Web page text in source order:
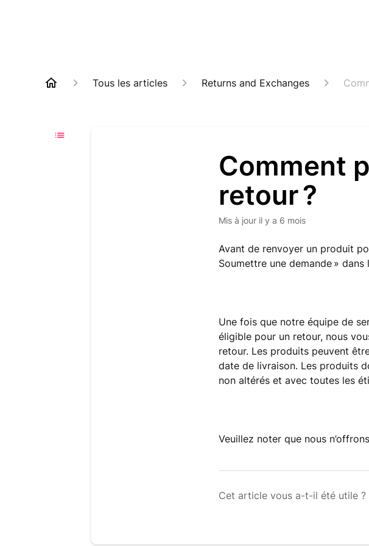
Tous les articles Returns and Exchanges
Comment
retour ?
Mis à jour il y a 6 mois
Avant de renvoyer un produit
Soumettre une demande »
Une fois que notre équipe de
éligible pour un retour, nous
retour. Les produits peuvent
date de livraison. Les produits
non altérés et avec toutes les
Veuillez noter que nous
Cet article vous a-t-il été utile ?